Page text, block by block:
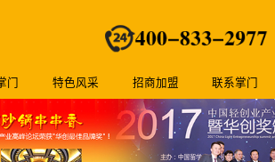
门 特色风采 招商加盟 联系掌门
山杏坛店12-24开业大吉财源广进。
掌门广东第162家加盟店深圳鹤洲店开业大吉。